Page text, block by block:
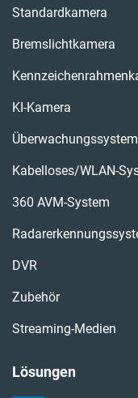
Standardkamera
Bremslichtkamera
KI-Kamera
Überwachungssystem
Kabelloses/WLAN-
360 AVM-System
DVR
Zubehör
Streaming-Medien
Lösungen